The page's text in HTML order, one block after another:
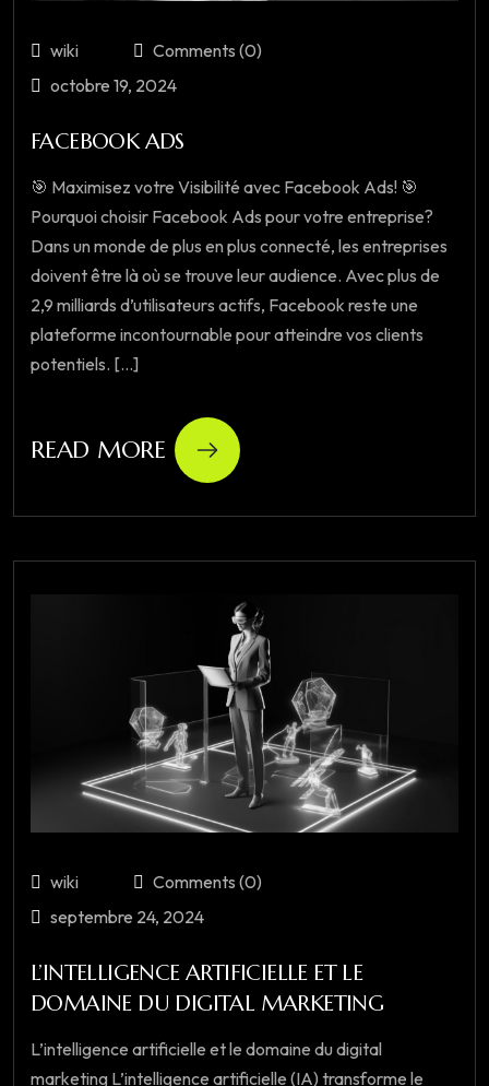
wiki
Comments (0)
octobre 19, 2024
FACEBOOK ADS
🎯 Maximisez votre Visibilité avec Facebook Ads! 🎯
Pourquoi choisir Facebook Ads pour votre entreprise?
Dans un monde de plus en plus connecté, les entreprises
doivent être là où se trouve leur audience. Avec plus de
2,9 milliards d’utilisateurs actifs, Facebook reste une
plateforme incontournable pour atteindre vos clients
potentiels. [...]
READ MORE
wiki
Comments (0)
septembre 24, 2024
L’INTELLIGENCE ARTIFICIELLE ET LE
DOMAINE DU DIGITAL MARKETING
L’intelligence artificielle et le domaine du digital
marketing L’intelligence artificielle (IA) transforme le